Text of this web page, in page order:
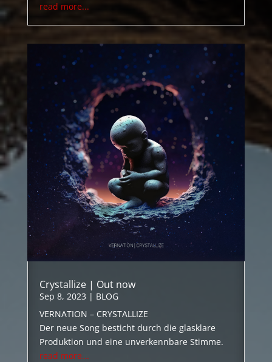
read more...
Crystallize | Out now
Sep 8, 2023 | BLOG
VERNATION – CRYSTALLIZE
Der neue Song besticht durch die glasklare
Produktion und eine unverkennbare Stimme.
read more...